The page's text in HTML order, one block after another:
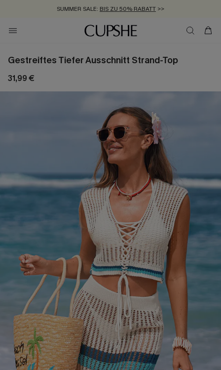
SUMMER SALE: BIS ZU 50% RABATT >>
ZUM NEWSLETTER:BIS ZU -20% EXTRA ERHALTEN
KOSTENLOSER VERSAND AB 89 €
Gestreiftes Tiefer Ausschnitt Strand-Top
31,99 €